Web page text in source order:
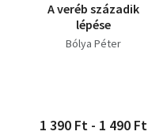
A veréb századik
lépése
Bólya Péter
1 390 Ft - 1 490 Ft